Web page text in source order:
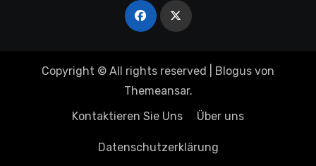
Copyright © All rights reserved Blogus von
Themeansar.
Kontaktieren Sie Uns
Über uns
Datenschutzerklärung